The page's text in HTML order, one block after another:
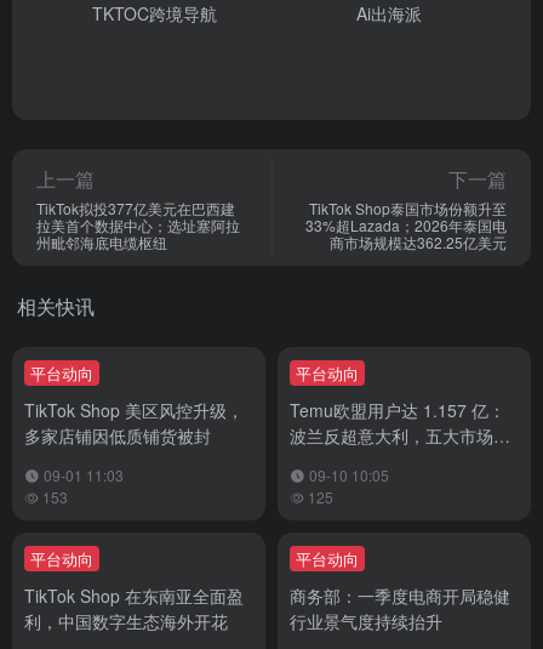
TKTOC跨境导航 Ai出海派
上一篇
TikTok拟投377亿美元在巴西建
拉美首个数据中心；选址塞阿拉
州毗邻海底电缆枢纽
下一篇
TikTok Shop泰国市场份额升至
33%超Lazada；2026年泰国电
商市场规模达362.25亿美元
相关快讯
平台动向
TikTok Shop 美区风控升级，
多家店铺因低质铺货被封
09-01 11:03
153
平台动向
Temu欧盟用户达 1.157 亿：
波兰反超意大利，五大市场占
09-10 10:05
125
平台动向
TikTok Shop 在东南亚全面盈
利，中国数字生态海外开花
平台动向
商务部：一季度电商开局稳健
行业景气度持续抬升